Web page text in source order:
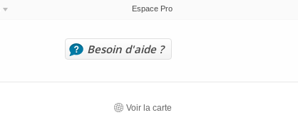
Espace Pro
Besoin d'aide ?
Voir la carte